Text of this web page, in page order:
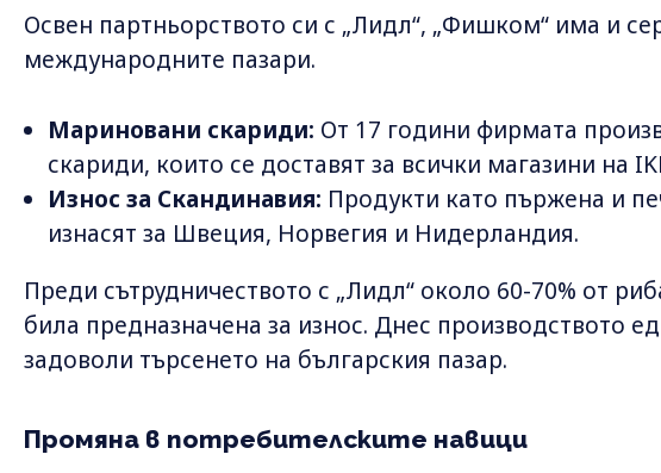
Освен партньорството си с „Лидл“, „Фишком“ има и
международните пазари.
Мариновани скариди: От 17 години фирмата
скариди, които се доставят за всички магазини на
Износ за Скандинавия: Продукти като пържена и
изнасят за Швеция, Норвегия и Нидерландия.
Преди сътрудничеството с „Лидл“ около 60-70% от
била предназначена за износ. Днес производството
задоволи търсенето на българския пазар.
Промяна в потребителските навици